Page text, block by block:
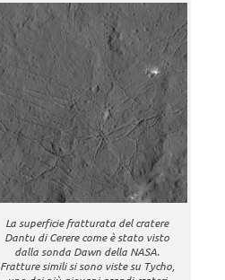
La superficie fratturata del cratere
Dantu di Cerere come è stato visto
dalla sonda Dawn della NASA.
Fratture simili si sono viste su Tycho,